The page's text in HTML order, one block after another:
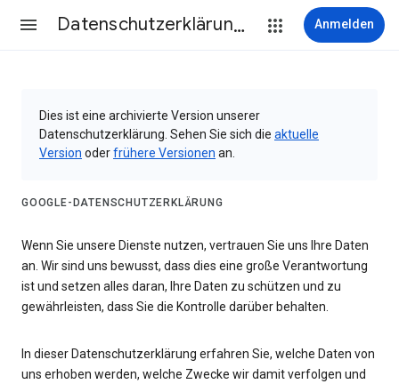
Datenschutzerklärung & Nutzungsbedingungen Anmelden
Dies ist eine archivierte Version unserer
Datenschutzerklärung. Sehen Sie sich die aktuelle
Version oderfrühere Versionen an.
GOOGLE-DATENSCHUTZERKLÄRUNG
Wenn Sie unsere Dienste nutzen, vertrauen Sie uns Ihre Daten
an. Wir sind uns bewusst, dass dies eine große Verantwortung
ist und setzen alles daran, Ihre Daten zu schützen und zu
gewährleisten, dass Sie die Kontrolle darüber behalten.
In dieser Datenschutzerklärung erfahren Sie, welche Daten von
uns erhoben werden, welche Zwecke wir damit verfolgen und